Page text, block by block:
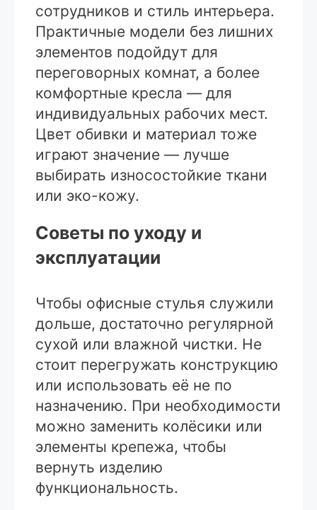
сотрудников и стиль интерьера.
Практичные модели без лишних
элементов подойдут для
переговорных комнат, а более
комфортные кресла — для
индивидуальных рабочих мест.
Цвет обивки и материал тоже
играют значение — лучше
выбирать износостойкие ткани
или эко-кожу.
Советы по уходу и
эксплуатации
Чтобы офисные стулья служили
дольше, достаточно регулярной
сухой или влажной чистки. Не
стоит перегружать конструкцию
или использовать её не по
назначению. При необходимости
можно заменить колёсики или
элементы крепежа, чтобы
вернуть изделию
функциональность.